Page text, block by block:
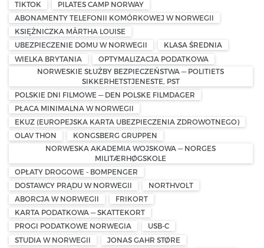
TIKTOK
PILATES CAMP NORWAY
ABONAMENTY TELEFONII KOMÓRKOWEJ W NORWEGII
KSIĘŻNICZKA MÄRTHA LOUISE
UBEZPIECZENIE DOMU W NORWEGII
KLASA ŚREDNIA
WIELKA BRYTANIA
OPTYMALIZACJA PODATKOWA
NORWESKIE SŁUŻBY BEZPIECZEŃSTWA — POLITIETS
SIKKERHETSTJENESTE, PST
POLSKIE DNI FILMOWE — DEN POLSKE FILMDAGER
PŁACA MINIMALNA W NORWEGII
EKUZ (EUROPEJSKA KARTA UBEZPIECZENIA ZDROWOTNEGO)
OLAV THON
KONGSBERG GRUPPEN
NORWESKA AKADEMIA WOJSKOWA — NORGES
MILITÆRHØGSKOLE
OPŁATY DROGOWE - BOMPENGER
DOSTAWCY PRĄDU W NORWEGII
NORTHVOLT
ABORCJA W NORWEGII
FRIKORT
KARTA PODATKOWA — SKATTEKORT
PROGI PODATKOWE NORWEGIA
USB-C
STUDIA W NORWEGII
JONAS GAHR STØRE